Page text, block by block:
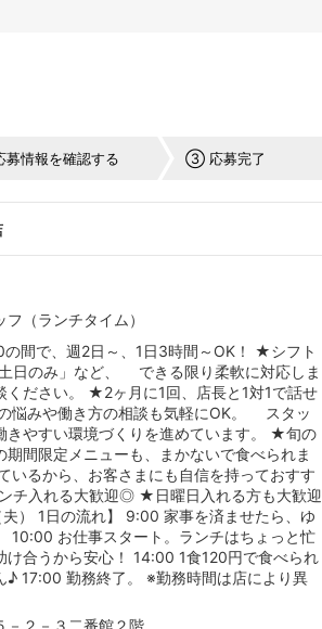
情報を確認する ③ 応募完了
（ランチタイム）
間で、週2日～、1日3時間～OK！ ★シフト
日のみ」など、 できる限り柔軟に対応しま
ください。 ★2ヶ月に1回、店長と1対1で話せ
みや働き方の相談も気軽にOK。 スタッ
きやすい環境づくりを進めています。 ★旬の
間限定メニューも、まかないで食べられま
るから、お客さまにも自信を持っておすす
チ入れる大歓迎◎ ★日曜日入れる方も大歓迎
1日の流れ】 9:00 家事を済ませたら、ゆ
10:00 お仕事スタート。ランチはちょっと忙
け合うから安心！ 14:00 1食120円で食べられ
♪ 17:00 勤務終了。 ※勤務時間は店により異
－２－３二番館２階